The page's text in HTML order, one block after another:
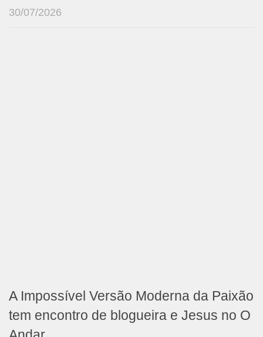
30/07/2026
A Impossível Versão Moderna da Paixão
tem encontro de blogueira e Jesus no O